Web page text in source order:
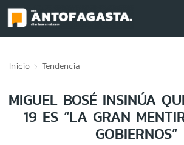
Inicio Tendencia
MIGUEL BOSÉ INSINÚA
19 ES “LA GRAN
GOBIERNOS”